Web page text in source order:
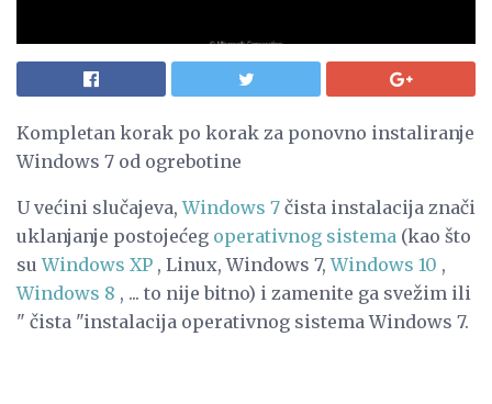
Kompletan korak po korak za ponovno instaliranje
Windows 7 od ogrebotine
U većini slučajeva,Windows 7 čista instalacija znači
uklanjanje postojećeg operativnog sistema (kao što
suWindows XP , Linux, Windows 7,Windows 10 ,
Windows 8 , ... to nije bitno) i zamenite ga svežim ili
" čista "instalacija operativnog sistema Windows 7.